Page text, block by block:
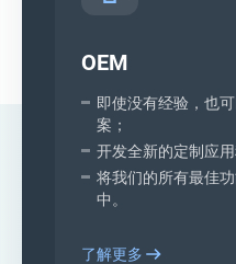
OEM
即使没有经验，也
案；
开发全新的定制应用
将我们的所有最佳
中。
了解更多